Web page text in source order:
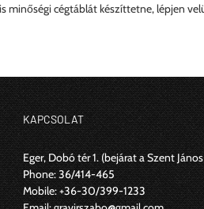
cégtáblát készíttetne, lépjen
KAPCSOLAT
Eger, Dobó tér 1.(bejárat a Szent
Phone:36/414-465
Mobile:+36-30/399-1233